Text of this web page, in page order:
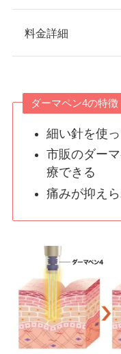
料金詳細
ダーマペン4の特徴
細い針を使
市販のダー
療できる
痛みが抑え